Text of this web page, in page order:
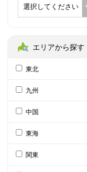
選択してください
エリアから探す
東北
九州
中国
東海
関東